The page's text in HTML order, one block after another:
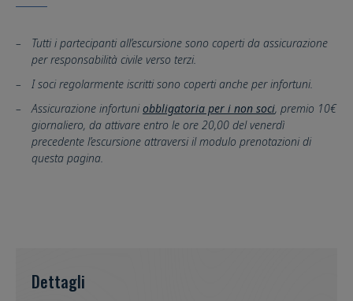
Tutti i partecipanti all’escursione sono coperti da assicurazione
per responsabilità civile verso terzi.
I soci regolarmente iscritti sono coperti anche per infortuni.
Assicurazione infortuniobbligatoria per i non soci, premio 10€
giornaliero, da attivare entro le ore 20,00 del venerdì
precedente l’escursione attraversi il modulo prenotazioni di
questa pagina.
Dettagli